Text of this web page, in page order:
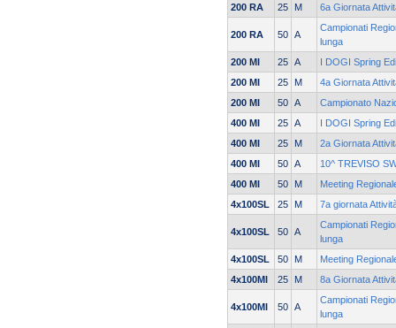
200 RA
25 M 6a Giornata
200 RA 50 A
Campionati
lunga
200 MI
25 A
I DOGI Spring
200 MI
25 M
4a Giornata
200 MI
50 A
Campionato
400 MI
25 A
I DOGI Spring
400 MI
25 M
2a Giornata
400 MI
50 A
10^ TREVISO
400 MI
50 M
Meeting
4x100SL
25 M 7a giornata
4x100SL 50 A
Campionati
lunga
4x100SL
50 M
Meeting
4x100MI
25 M 8a Giornata
4x100MI 50 A
Campionati
lunga